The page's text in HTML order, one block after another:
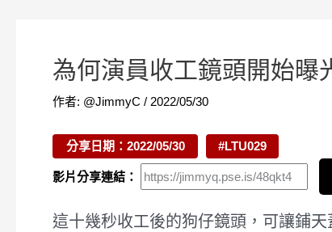
為何演員收工鏡頭開始曝
作者: @JimmyC / 2022/05/30
分享日期：2022/05/30 #LTU029
影片分享連結：
這十幾秒收工後的狗仔鏡頭，可讓鋪